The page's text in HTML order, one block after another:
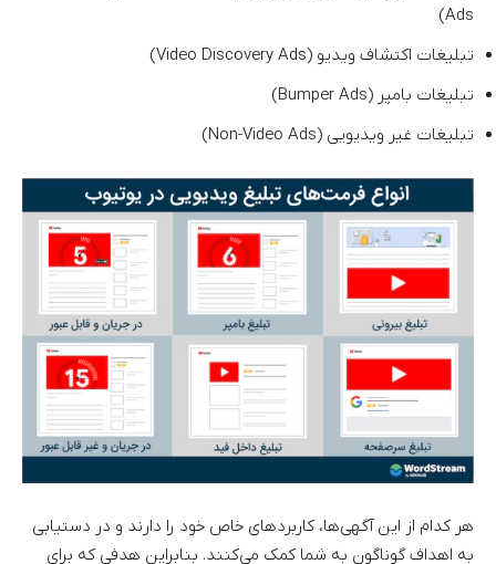
Ads)
تبلیغات اکتشاف ویدیو (Video Discovery Ads)
تبلیغات بامپر (Bumper Ads)
تبلیغات غیر ویدیویی (Non-Video Ads)
هر کدام از این آگهی‌ها، کاربردهای خاص خود را دارند و در دستیابی
به اهداف گوناگون به شما کمک می‌کنند. بنابراین هدفی که برای